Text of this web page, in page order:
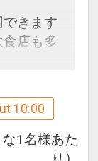
きます
店も多
ラン」
プラ
10:00
な1名様あた